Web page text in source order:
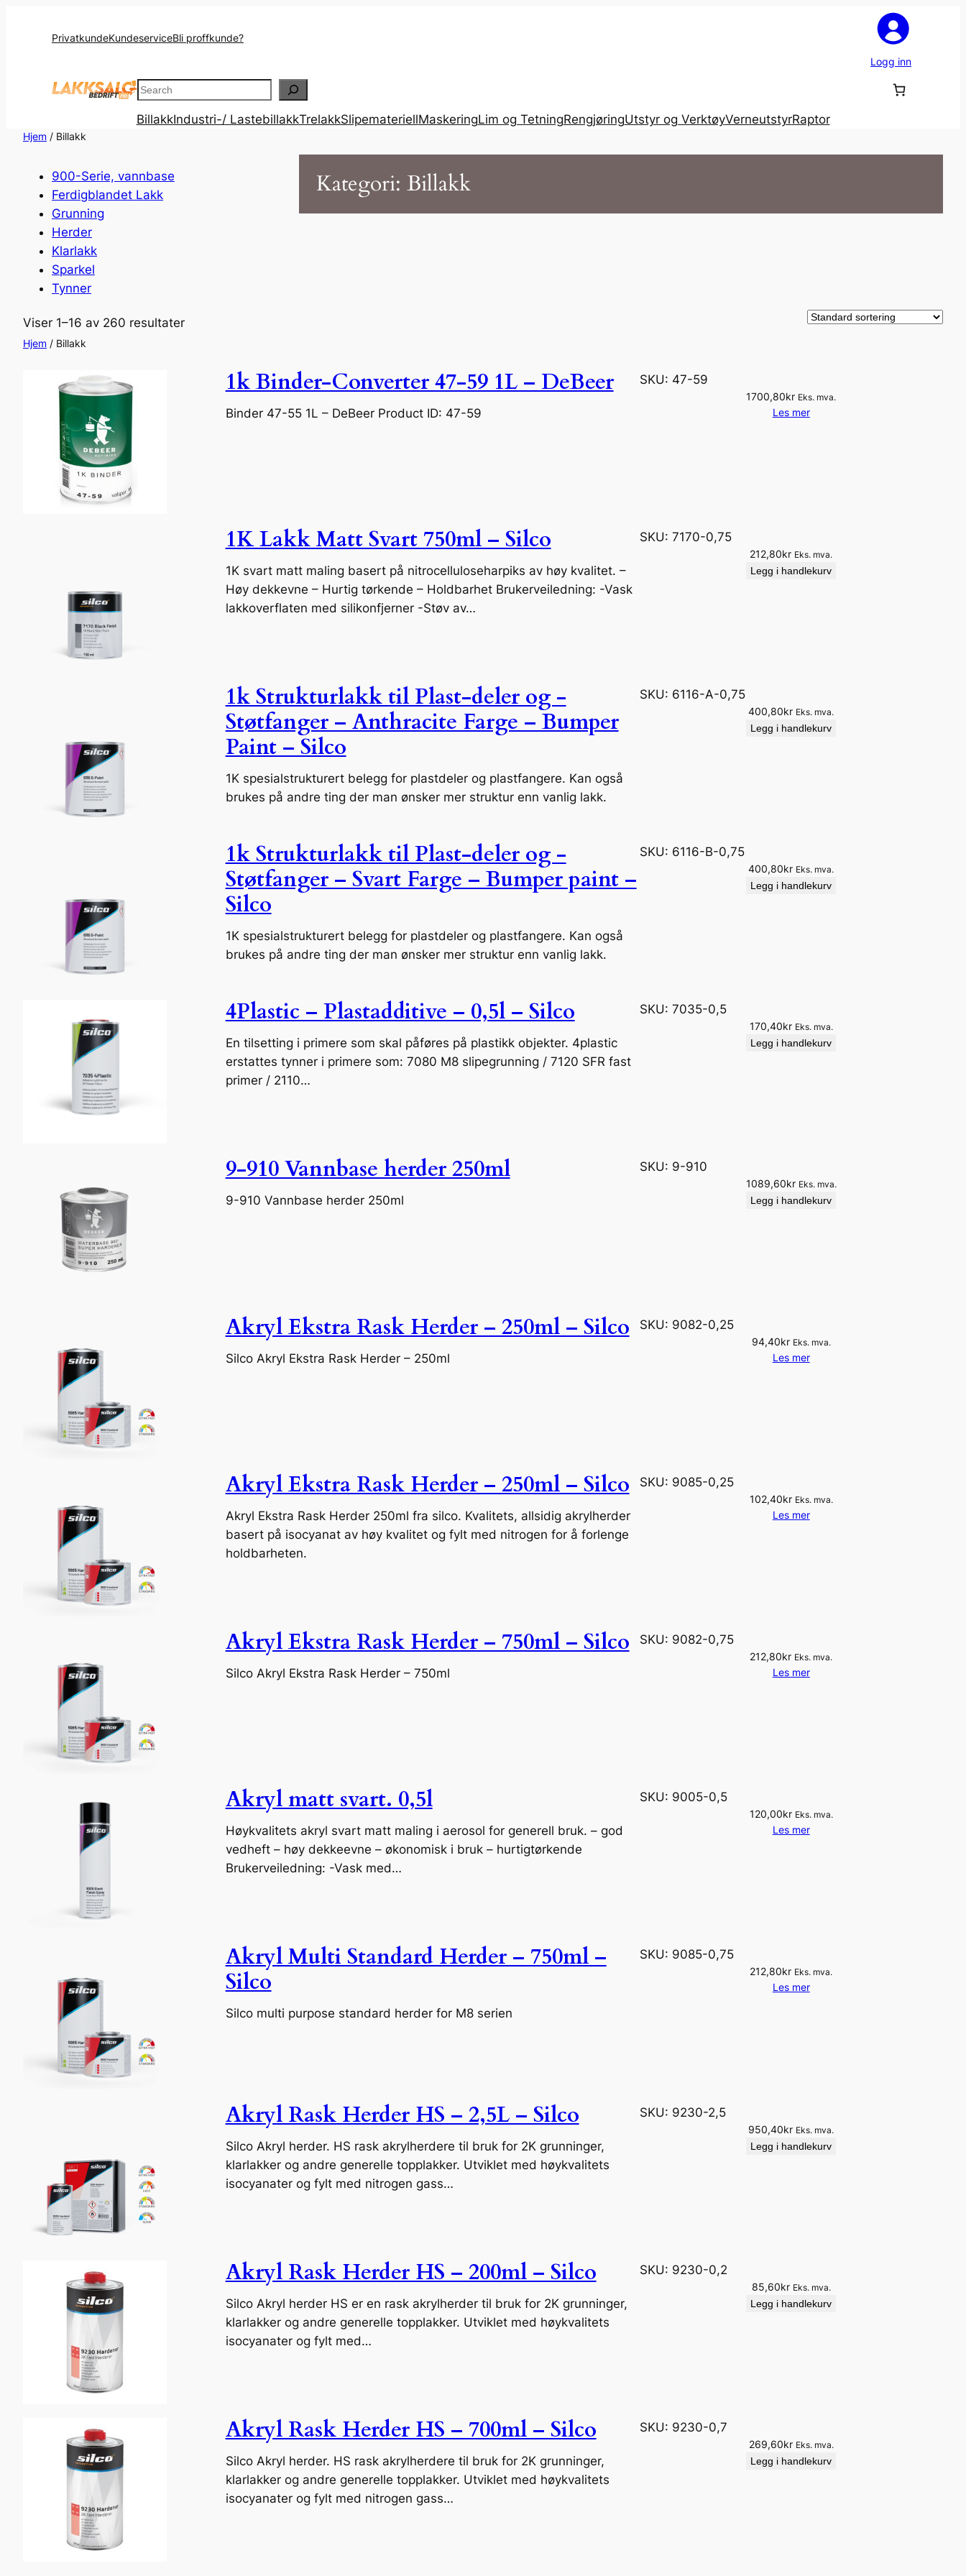
PrivatkundeKundeserviceBli proffkunde?
Logg inn
Search
BillakkIndustri-/ LastebillakkTrelakkSlipemateriellMaskeringLim og TetningRengjøringUtstyr og VerktøyVerneutstyrRaptor
Hjem / Billakk
900-Serie, vannbase
Ferdigblandet Lakk
Grunning
Herder
Klarlakk
Sparkel
Tynner
Kategori: Billakk
Viser 1–16 av 260 resultater
Hjem / Billakk
1k Binder-Converter 47-59 1L – DeBeer
Binder 47-55 1L – DeBeer Product ID: 47-59
SKU: 47-59
1700,80kr Eks. mva.
Les mer
1K Lakk Matt Svart 750ml – Silco
1K svart matt maling basert på nitrocelluloseharpiks av høy kvalitet. –
Høy dekkevne – Hurtig tørkende – Holdbarhet Brukerveiledning: -Vask
lakkoverflaten med silikonfjerner -Støv av…
SKU: 7170-0,75
212,80kr Eks. mva.
Legg i handlekurv
1k Strukturlakk til Plast-deler og -
Støtfanger – Anthracite Farge – Bumper
Paint – Silco
1K spesialstrukturert belegg for plastdeler og plastfangere. Kan også
brukes på andre ting der man ønsker mer struktur enn vanlig lakk.
SKU: 6116-A-0,75
400,80kr Eks. mva.
Legg i handlekurv
1k Strukturlakk til Plast-deler og -
Støtfanger – Svart Farge – Bumper paint –
Silco
1K spesialstrukturert belegg for plastdeler og plastfangere. Kan også
brukes på andre ting der man ønsker mer struktur enn vanlig lakk.
SKU: 6116-B-0,75
400,80kr Eks. mva.
Legg i handlekurv
4Plastic – Plastadditive – 0,5l – Silco
En tilsetting i primere som skal påføres på plastikk objekter. 4plastic
erstattes tynner i primere som: 7080 M8 slipegrunning / 7120 SFR fast
primer / 2110…
SKU: 7035-0,5
170,40kr Eks. mva.
Legg i handlekurv
9-910 Vannbase herder 250ml
9-910 Vannbase herder 250ml
SKU: 9-910
1089,60kr Eks. mva.
Legg i handlekurv
Akryl Ekstra Rask Herder – 250ml – Silco
Silco Akryl Ekstra Rask Herder – 250ml
SKU: 9082-0,25
94,40kr Eks. mva.
Les mer
Akryl Ekstra Rask Herder – 250ml – Silco
Akryl Ekstra Rask Herder 250ml fra silco. Kvalitets, allsidig akrylherder
basert på isocyanat av høy kvalitet og fylt med nitrogen for å forlenge
holdbarheten.
SKU: 9085-0,25
102,40kr Eks. mva.
Les mer
Akryl Ekstra Rask Herder – 750ml – Silco
Silco Akryl Ekstra Rask Herder – 750ml
SKU: 9082-0,75
212,80kr Eks. mva.
Les mer
Akryl matt svart. 0,5l
Høykvalitets akryl svart matt maling i aerosol for generell bruk. – god
vedheft – høy dekkeevne – økonomisk i bruk – hurtigtørkende
Brukerveiledning: -Vask med…
SKU: 9005-0,5
120,00kr Eks. mva.
Les mer
Akryl Multi Standard Herder – 750ml –
Silco
Silco multi purpose standard herder for M8 serien
SKU: 9085-0,75
212,80kr Eks. mva.
Les mer
Akryl Rask Herder HS – 2,5L – Silco
Silco Akryl herder. HS rask akrylherdere til bruk for 2K grunninger,
klarlakker og andre generelle topplakker. Utviklet med høykvalitets
isocyanater og fylt med nitrogen gass…
SKU: 9230-2,5
950,40kr Eks. mva.
Legg i handlekurv
Akryl Rask Herder HS – 200ml – Silco
Silco Akryl herder HS er en rask akrylherder til bruk for 2K grunninger,
klarlakker og andre generelle topplakker. Utviklet med høykvalitets
isocyanater og fylt med…
SKU: 9230-0,2
85,60kr Eks. mva.
Legg i handlekurv
Akryl Rask Herder HS – 700ml – Silco
Silco Akryl herder. HS rask akrylherdere til bruk for 2K grunninger,
klarlakker og andre generelle topplakker. Utviklet med høykvalitets
isocyanater og fylt med nitrogen gass…
SKU: 9230-0,7
269,60kr Eks. mva.
Legg i handlekurv